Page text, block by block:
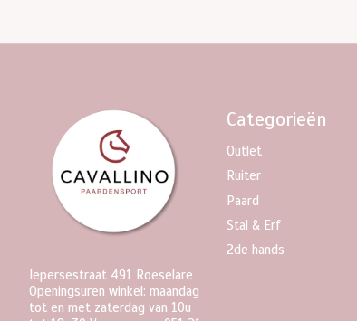
Iepersestraat 491 Roeselare
Openingsuren winkel: maandag
tot en met zaterdag van 10u
Categorieën
Outlet
Ruiter
Paard
Stal & Erf
2de hands